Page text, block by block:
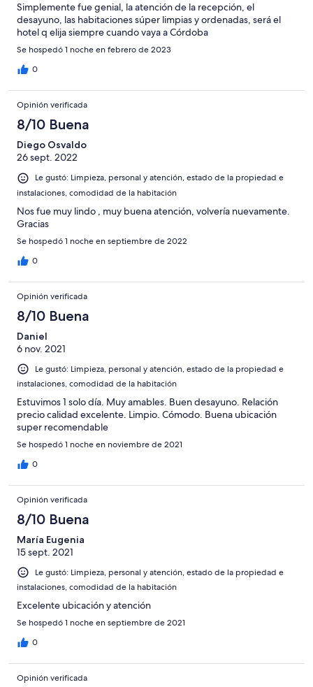
Simplemente fue genial, la atención de la recepción, el
desayuno, las habitaciones súper limpias y ordenadas, será el
hotel q elija siempre cuando vaya a Córdoba
Se hospedó 1 noche en febrero de 2023
0
Opinión verificada
8/10 Buena
Diego Osvaldo
26 sept. 2022
Le gustó: Limpieza, personal y atención, estado de la propiedad e
instalaciones, comodidad de la habitación
Nos fue muy lindo , muy buena atención, volvería nuevamente.
Gracias
Se hospedó 1 noche en septiembre de 2022
0
Opinión verificada
8/10 Buena
Daniel
6 nov. 2021
Le gustó: Limpieza, personal y atención, estado de la propiedad e
instalaciones, comodidad de la habitación
Estuvimos 1 solo día. Muy amables. Buen desayuno. Relación
precio calidad excelente. Limpio. Cómodo. Buena ubicación
super recomendable
Se hospedó 1 noche en noviembre de 2021
0
Opinión verificada
8/10 Buena
María Eugenia
15 sept. 2021
Le gustó: Limpieza, personal y atención, estado de la propiedad e
instalaciones, comodidad de la habitación
Excelente ubicación y atención
Se hospedó 1 noche en septiembre de 2021
0
Opinión verificada